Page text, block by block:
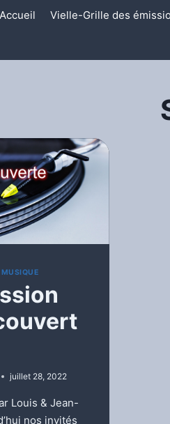
Vielle-Grille des
MUSIQUE
juillet 28, 2022
Louis & Jean-
nos invités